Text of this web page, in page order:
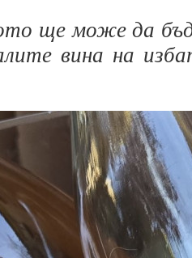
ще може да
вина на